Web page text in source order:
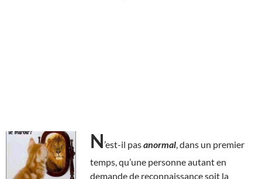
N’est-il pasanormal , dans un premier
temps, qu’une personne autant en
demande de reconnaissance soit la